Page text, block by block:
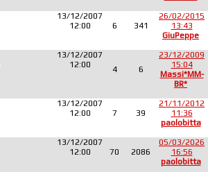
13/12/2007
12:00
6 341
26/02/2015
13:43
GiuPeppe
13/12/2007
12:00
4 6
23/12/2009
15:04
Massi*MM-
BR*
13/12/2007
12:00
7 39
21/11/2012
11:36
paolobitta
13/12/2007
12:00
70 2086
05/03/2026
16:56
paolobitta